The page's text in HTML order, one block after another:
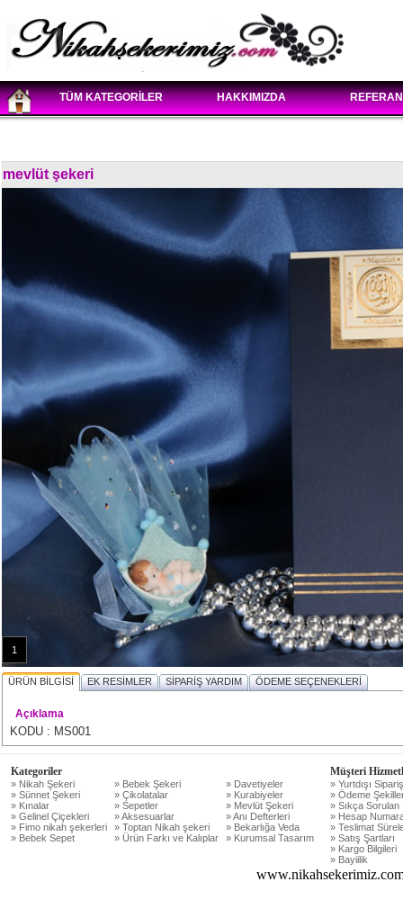
TÜM KATEGORİLER HAKKIMIZDA
mevlüt şekeri
1
ÜRÜN BİLGİSİ EK RESİMLER SİPARİŞ YARDIM ÖDEME SEÇENEKLERİ
Açıklama
KODU : MS001
Kategoriler
» Nikah Şekeri » Bebek Şekeri
» Davetiyeler
» Sünnet Şekeri
» Çikolatalar
» Kurabiyeler
» Kınalar
» Sepetler
» Mevlüt Şekeri
» Gelinel Çiçekleri
» Aksesuarlar
» Anı Defterleri
» Fimo nikah şekerleri
» Toptan Nikah şekeri
» Bekarlığa Veda
» Bebek Sepet
» Ürün Farkı ve Kalıplar » Kurumsal Tasarım
Müşteri
» Yurtdışı
» Ödeme
» Sıkça Sorulan
» Hesap
» Teslimat
» Satış Şartları
» Kargo Bilgileri
» Bayiilik